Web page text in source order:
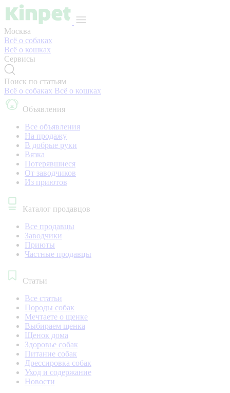
Москва
Всё о собаках
Всё о кошках
Сервисы
Поиск по статьям
Всё о собаках Всё о кошках
Объявления
Все объявления
На продажу
В добрые руки
Вязка
Потерявшиеся
От заводчиков
Из приютов
Каталог продавцов
Все продавцы
Заводчики
Приюты
Частные продавцы
Статьи
Все статьи
Породы собак
Мечтаете о щенке
Выбираем щенка
Щенок дома
Здоровье собак
Питание собак
Дрессировка собак
Уход и содержание
Новости